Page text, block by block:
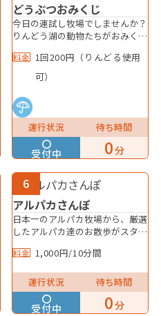
どうぶつおみくじ
今日の運試し牧場でしませんか？
りんどう湖の動物たちがおみくじ
なにかいいこともあるかも...！ ぜ
ひご利用ください～！
料金 1回200円（りんどる使用
可）
運行状況
受付中
待ち時間
0分
6
アルパカさんぽ
日本一のアルパカ牧場から、厳選
したアルパカ達のお散歩がスター
ルパカの体調により受付時間が前
約制】 ふれあい広場のスタッフ
にお声掛けください。 ※雨天時
は牧舎前にて受付になります。
料金 1,000円/10分間
運行状況
受付中
待ち時間
0分